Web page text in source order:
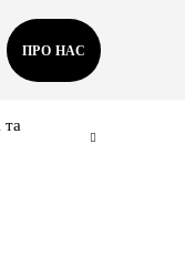
ПРО НАС
та